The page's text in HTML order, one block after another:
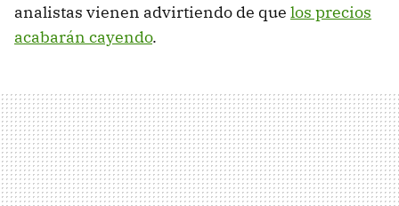
analistas vienen advirtiendo de que los precios
acabarán cayendo.